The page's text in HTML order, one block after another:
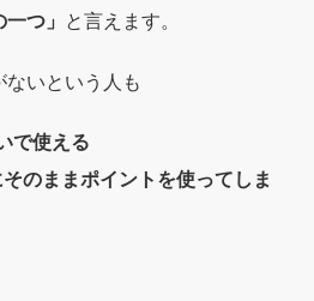
つ」
と言えます。
いという人も
で使える
のままポイントを使ってしま